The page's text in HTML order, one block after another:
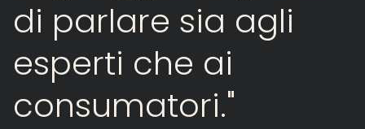
di parlare sia agli
esperti che ai
consumatori."